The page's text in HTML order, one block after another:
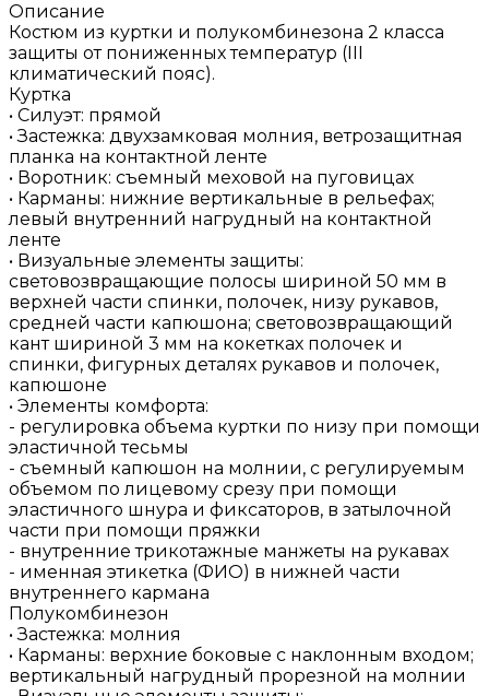
Описание
Костюм из куртки и полукомбинезона 2 класса
защиты от пониженных температур (III
климатический пояс).
Куртка
• Силуэт: прямой
• Застежка: двухзамковая молния, ветрозащитная
планка на контактной ленте
• Воротник: съемный меховой на пуговицах
• Карманы: нижние вертикальные в рельефах;
левый внутренний нагрудный на контактной
ленте
• Визуальные элементы защиты:
световозвращающие полосы шириной 50 мм в
верхней части спинки, полочек, низу рукавов,
средней части капюшона; световозвращающий
кант шириной 3 мм на кокетках полочек и
спинки, фигурных деталях рукавов и полочек,
капюшоне
• Элементы комфорта:
- регулировка объема куртки по низу при помощи
эластичной тесьмы
- съемный капюшон на молнии, с регулируемым
объемом по лицевому срезу при помощи
эластичного шнура и фиксаторов, в затылочной
части при помощи пряжки
- внутренние трикотажные манжеты на рукавах
- именная этикетка (ФИО) в нижней части
внутреннего кармана
Полукомбинезон
• Застежка: молния
• Карманы: верхние боковые с наклонным входом;
вертикальный нагрудный прорезной на молнии